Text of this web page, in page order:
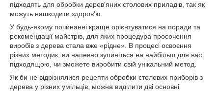
підходять для обробки дерев'яних столових приладів, так як
можуть нашкодити здоров'ю.
У будь-якому починанні краще орієнтуватися на поради та
рекомендації майстрів, для яких процедура просочення
виробів з дерева стала вже «рідне». В процесі освоєння
різних методик, ви напевно зупиніться на найбільш для вас
підходящою, чи зможете виробити свій унікальний метод.
Як би не відрізнялися рецепти обробки столових приборів з
дерева у різних умільців, можна виділити дві основні